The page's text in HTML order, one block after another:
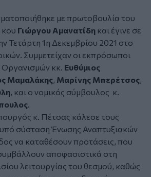
με πρωτοβουλία του
κου Γιώργου Αμανατίδη και έγινε σε
Τετάρτη 1η Δεκεμβρίου 2021 στο
Συμμετείχαν οι εκπρόσωποι
κκ. Ευθύμιος
Μαμαλάκης, Μαρίνης Μπερέτσος,
, και ο νομικός σύμβουλος κ.
.
κ. Πέτσας κάλεσε τους
σύσταση Ένωσης Αναπτυξιακών
να καταθέσουν προτάσεις, που
αποφασιστικά στη
λειτουργίας του θεσμού, καθώς